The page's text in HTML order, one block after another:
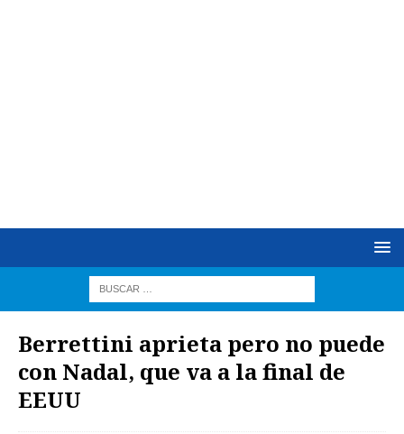
Berrettini aprieta pero no puede
con Nadal, que va a la final de
EEUU